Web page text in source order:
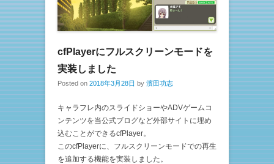
cfPlayerにフルスクリーンモードを
実装しました
Posted on 2018年3月28日 by 濱田功志
キャラフレ内のスライドショーやADVゲームコ
ンテンツを当公式ブログなど外部サイトに埋め
込むことができるcfPlayer。
このcfPlayerに、フルスクリーンモードでの再生
を追加する機能を実装しました。